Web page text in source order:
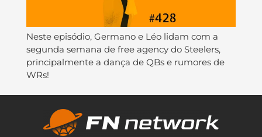
Neste episódio, Germano e Léo lidam com a
segunda semana de free agency do Steelers,
principalmente a dança de QBs e rumores de
WRs!